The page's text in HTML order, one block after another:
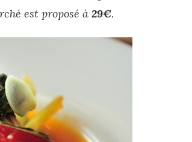
est proposé à 29€.